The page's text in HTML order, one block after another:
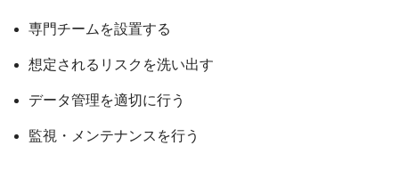
専門チームを設置する
想定されるリスクを洗い出す
データ管理を適切に行う
監視・メンテナンスを行う